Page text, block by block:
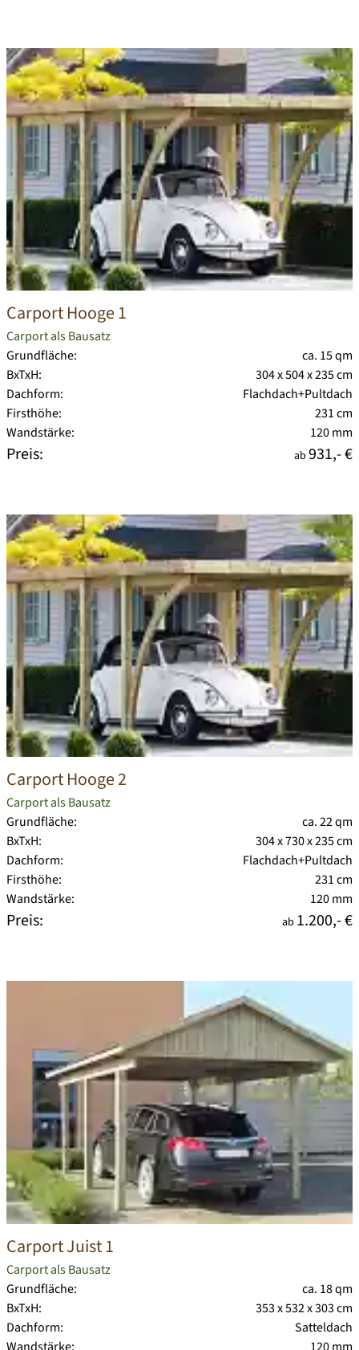
Carport Hooge 1
Carport als Bausatz
Grundfläche:
ca. 15 qm
BxTxH:
304 x 504 x 235 cm
Dachform:
Flachdach+Pultdach
Firsthöhe:
231 cm
Wandstärke:
120 mm
Preis: ab 931,- €
Carport Hooge 2
Carport als Bausatz
Grundfläche:
ca. 22 qm
BxTxH:
304 x 730 x 235 cm
Dachform:
Flachdach+Pultdach
Firsthöhe:
231 cm
Wandstärke:
120 mm
Preis: ab 1.200,- €
Carport Juist 1
Carport als Bausatz
Grundfläche:
ca. 18 qm
BxTxH:
353 x 532 x 303 cm
Dachform:
Satteldach